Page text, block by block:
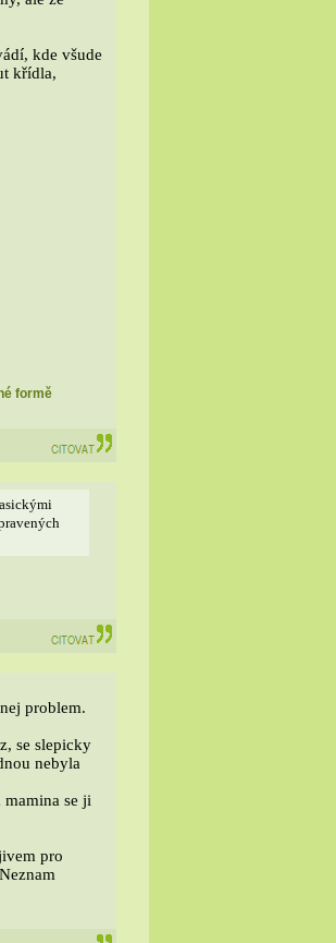
kde všude
křídla,
formě
problem.
se slepicky
nebyla
se ji
pro